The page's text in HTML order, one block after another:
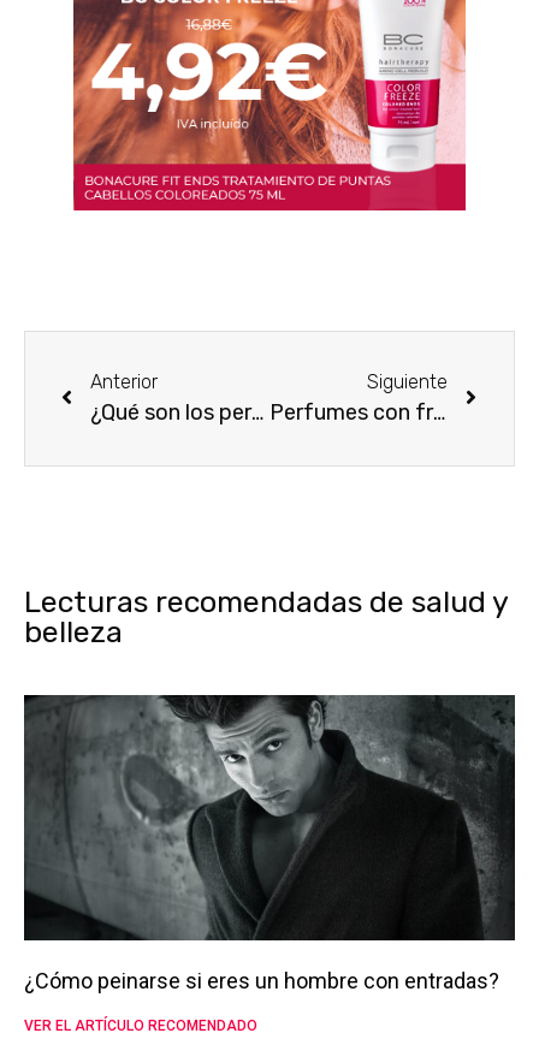
Anterior
¿Qué son los perfumes orientales?
Siguiente
Perfumes con frasco rosa: en tendencia
Lecturas recomendadas de salud y
belleza
¿Cómo peinarse si eres un hombre con entradas?
VER EL ARTÍCULO RECOMENDADO